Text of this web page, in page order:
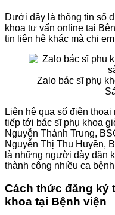
Dưới đây là thông tin số
khoa tư vấn online tại
tin liên hệ khác mà chị
Zalo bác sĩ phụ
Liên hệ qua số điện
tiếp tới bác sĩ phụ khoa
Nguyễn Thành Trung,
Nguyễn Thị Thu Huyền,
là những người dày dặn
thành công nhiều ca
Cách thức đăng ký
khoa tại Bệnh viện